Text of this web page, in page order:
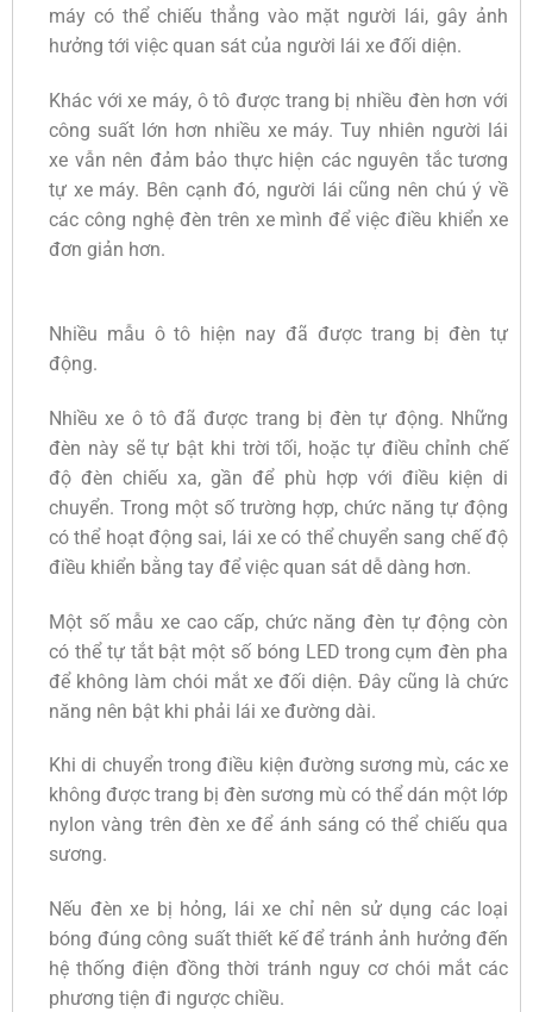
máy có thể chiếu thẳng vào mặt người lái, gây ảnh
hưởng tới việc quan sát của người lái xe đối diện.
Khác với xe máy, ô tô được trang bị nhiều đèn hơn với
công suất lớn hơn nhiều xe máy. Tuy nhiên người lái
xe vẫn nên đảm bảo thực hiện các nguyên tắc tương
tự xe máy. Bên cạnh đó, người lái cũng nên chú ý về
các công nghệ đèn trên xe mình để việc điều khiển xe
đơn giản hơn.
Nhiều mẫu ô tô hiện nay đã được trang bị đèn tự
động.
Nhiều xe ô tô đã được trang bị đèn tự động. Những
đèn này sẽ tự bật khi trời tối, hoặc tự điều chỉnh chế
độ đèn chiếu xa, gần để phù hợp với điều kiện di
chuyển. Trong một số trường hợp, chức năng tự động
có thể hoạt động sai, lái xe có thể chuyển sang chế độ
điều khiển bằng tay để việc quan sát dễ dàng hơn.
Một số mẫu xe cao cấp, chức năng đèn tự động còn
có thể tự tắt bật một số bóng LED trong cụm đèn pha
để không làm chói mắt xe đối diện. Đây cũng là chức
năng nên bật khi phải lái xe đường dài.
Khi di chuyển trong điều kiện đường sương mù, các xe
không được trang bị đèn sương mù có thể dán một lớp
nylon vàng trên đèn xe để ánh sáng có thể chiếu qua
sương.
Nếu đèn xe bị hỏng, lái xe chỉ nên sử dụng các loại
bóng đúng công suất thiết kế để tránh ảnh hưởng đến
hệ thống điện đồng thời tránh nguy cơ chói mắt các
phương tiện đi ngược chiều.